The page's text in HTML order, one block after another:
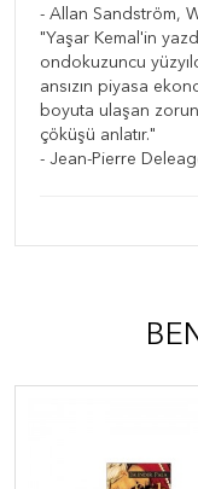
- Allan Sandström,
"Yaşar Kemal'in
ondokuzuncu
ansızın piyasa
boyuta ulaşan
çöküşü anlatır."
- Jean-Pierre